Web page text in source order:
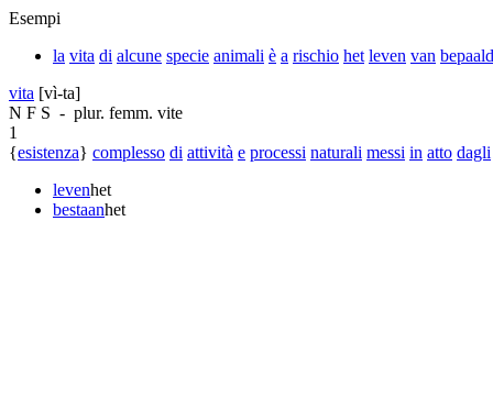
Esempi
la vita di alcune specie animali è a rischio het leven van
vita [vì-ta]
N F S - plur. femm. vite
1
{esistenza} complesso di attività e processi naturali messi in atto dagli
levenhet
bestaanhet